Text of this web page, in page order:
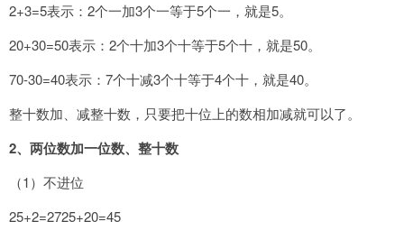
2+3=5表示：2个一加3个一等于5个一，就是5。
20+30=50表示：2个十加3个十等于5个十，就是50。
70-30=40表示：7个十减3个十等于4个十，就是40。
整十数加、减整十数，只要把十位上的数相加减就可以了。
2、两位数加一位数、整十数
（1）不进位
25+2=2725+20=45